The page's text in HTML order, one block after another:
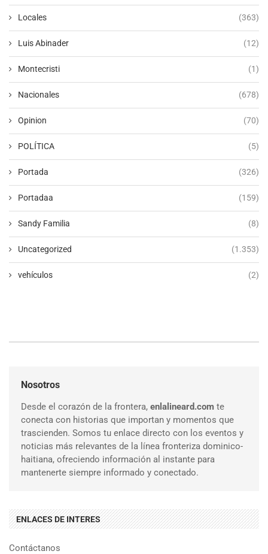
Locales (363)
Luis Abinader (12)
Montecristi (1)
Nacionales (678)
Opinion (70)
POLÍTICA (5)
Portada (326)
Portadaa (159)
Sandy Familia (8)
Uncategorized (1.353)
vehículos (2)
Nosotros
Desde el corazón de la frontera, enlalineard.com te
conecta con historias que importan y momentos que
trascienden. Somos tu enlace directo con los eventos y
noticias más relevantes de la línea fronteriza dominico-
haitiana, ofreciendo información al instante para
mantenerte siempre informado y conectado.
ENLACES DE INTERES
Contáctanos